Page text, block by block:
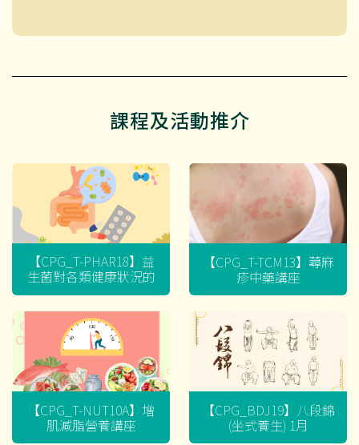
課程及活動推介
【CPG_T-PHAR18】益
生菌對各類健康狀況的
迷思
【CPG_T-TCM13】蕁麻
疹中藥講座
【CPG_T-NUT10A】增
肌減脂營養講座
【CPG_BDJ19】八段錦
(坐式養生) 1月